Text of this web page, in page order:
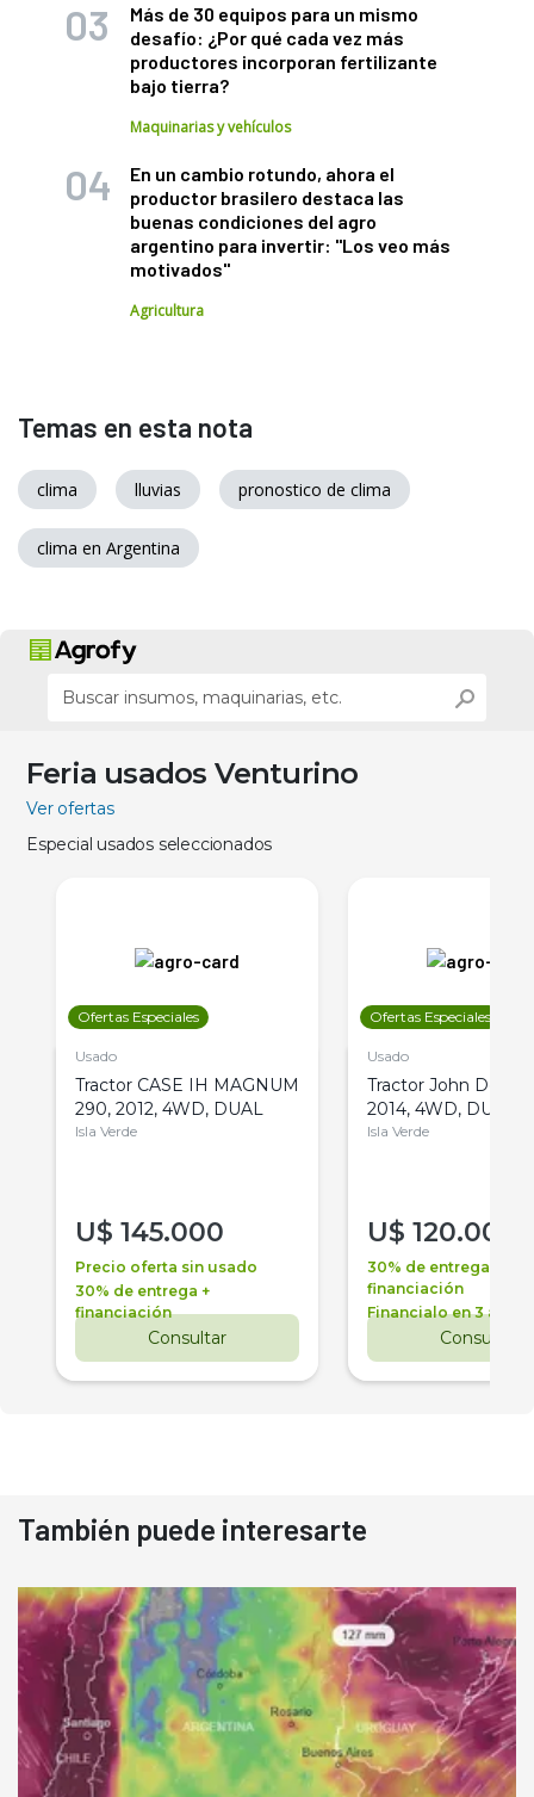
Más de 30 equipos para un mismo
desafío: ¿Por qué cada vez más
productores incorporan fertilizante
bajo tierra?
Maquinarias y vehículos
En un cambio rotundo, ahora el
productor brasilero destaca las
buenas condiciones del agro
argentino para invertir: "Los veo más
motivados"
Agricultura
Temas en esta nota
clima lluvias pronostico de clima
clima en Argentina
Feria usados Venturino
Ver ofertas
Especial usados seleccionados
Ofertas Especiales
Usado
Tractor CASE IH MAGNUM
290, 2012, 4WD, DUAL
Isla Verde
U$ 145.000
Precio oferta sin usado
30% de entrega +
financiación
Consultar
Ofertas Especiales
Usado
Tractor John Deere
2014, 4WD, DUAL
Isla Verde
U$ 120.000
30% de entrega +
financiación
Financialo en 3 años
Consultar
También puede interesarte